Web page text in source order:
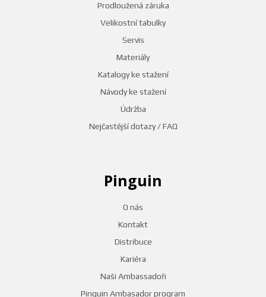
Prodloužená záruka
Velikostní tabulky
Servis
Materiály
Katalogy ke stažení
Návody ke stažení
Údržba
Nejčastější dotazy / FAQ
Pinguin
O nás
Kontakt
Distribuce
Kariéra
Naši Ambassadoři
Pinguin Ambasador program